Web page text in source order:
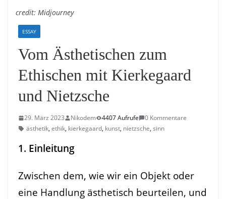
credit: Midjourney
ESSAY
Vom Ästhetischen zum
Ethischen mit Kierkegaard
und Nietzsche
29. März 2023 Nikodem 4407 Aufrufe
0 Kommentare
ästhetik, ethik, kierkegaard, kunst, nietzsche, sinn
1. Einleitung
Zwischen dem, wie wir ein Objekt oder
eine Handlung ästhetisch beurteilen, und